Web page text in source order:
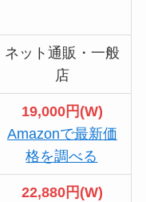
ネット通販・一般
店
19,000円(W)
Amazonで最新価
格を調べる
22,880円(W)